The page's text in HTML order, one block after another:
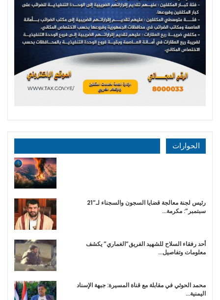
الحوارات
رئيس لجنة معالجة قضايا السجون والسجناء لـ”21
سبتمبر”: مكرمة…
أحد رفقاء السلاح للشهيد الفريق”الغماري” يكشف
معلومات وتفاصيل…
محمد الحوثي في مقابلة مع قناة المسيرة: جبهة الإسناد
اليمنية…